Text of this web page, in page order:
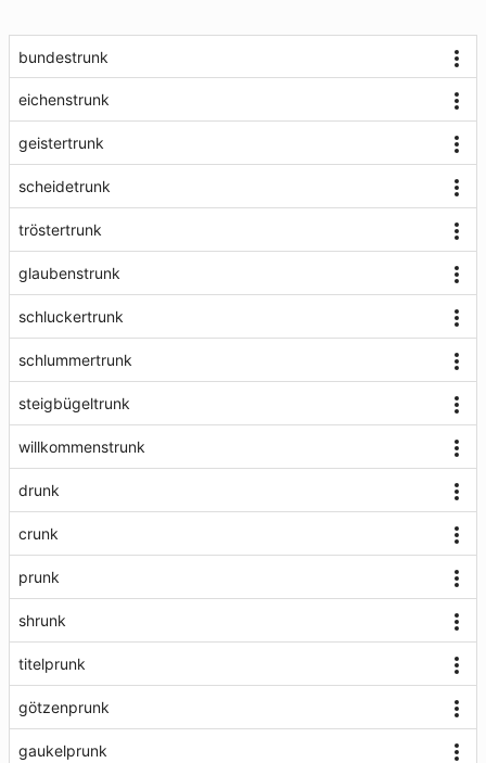
bundestrunk
eichenstrunk
geistertrunk
scheidetrunk
tröstertrunk
glaubenstrunk
schluckertrunk
schlummertrunk
steigbügeltrunk
willkommenstrunk
drunk
crunk
prunk
shrunk
titelprunk
götzenprunk
gaukelprunk